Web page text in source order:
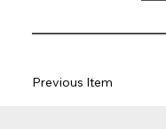
Previous Item